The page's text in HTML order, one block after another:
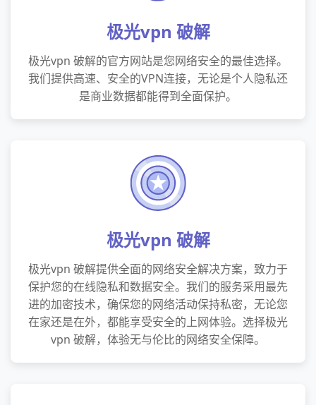
极光vpn 破解
极光vpn 破解的官方网站是您网络安全的最佳选择。
我们提供高速、安全的VPN连接，无论是个人隐私还
是商业数据都能得到全面保护。
极光vpn 破解
极光vpn 破解提供全面的网络安全解决方案，致力于
保护您的在线隐私和数据安全。我们的服务采用最先
进的加密技术，确保您的网络活动保持私密，无论您
在家还是在外，都能享受安全的上网体验。选择极光
vpn 破解，体验无与伦比的网络安全保障。